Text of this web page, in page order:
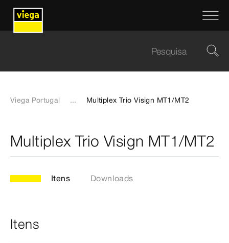
Viega Portugal ... Multiplex Trio Visign MT1/MT2
Multiplex Trio Visign MT1/MT2
Itens Downloads
Itens